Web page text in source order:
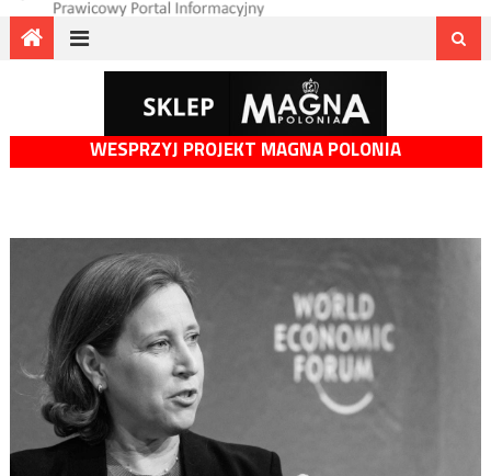
WESPRZYJ PROJEKT MAGNA POLONIA